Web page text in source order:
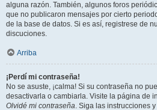
alguna razón. También, algunos foros
que no publicaron mensajes por cierto
de la base de datos. Si es así, registrese de
discuciones.
Arriba
¡Perdí mi contraseña!
No se asuste, ¡calma! Si su contraseña no
desactivarla o cambiarla. Visite la página de
Olvidé mi contraseña. Siga las instrucciones